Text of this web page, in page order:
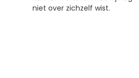
niet over zichzelf wist.